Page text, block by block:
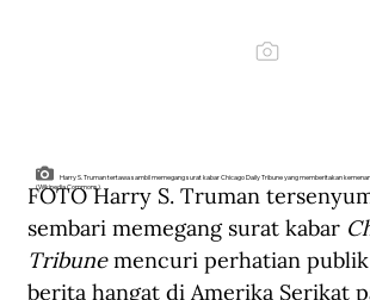
Harry S. Truman tertawa sambil memegang surat kabar Chicago Daily Tribune yang memberitakan
(Wikipedia Commons).
FOTO Harry S. Truman
sembari memegang surat kabar
Tribune mencuri perhatian
berita hangat di Amerika Serikat